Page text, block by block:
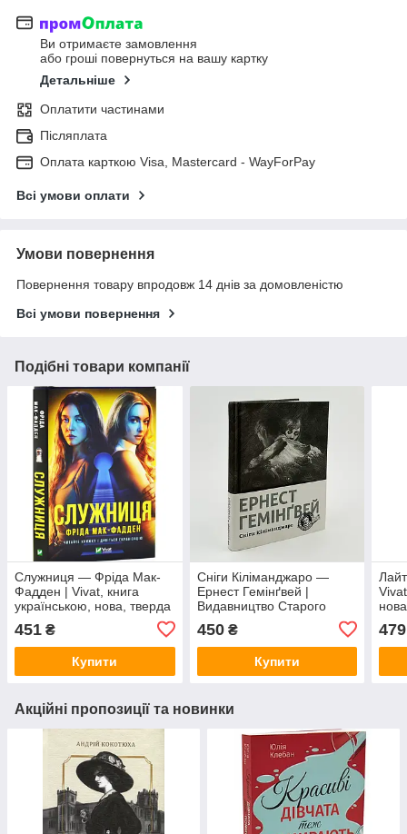
Ви отримаєте замовлення
або гроші повернуться на вашу картку
Детальніше
Оплатити частинами
Післяплата
Оплата карткою Visa, Mastercard - WayForPay
Всі умови оплати
Умови повернення
Повернення товару впродовж 14 днів за домовленістю
Всі умови повернення
Подібні товари компанії
Служниця — Фріда Мак-
Фадден | Vivat, книга
українською, нова, тверда
451 ₴
Купити
Сніги Кіліманджаро —
Ернест Гемінґвей |
Видавництво Старого
Лева, книга українською,
нова, тверда
450₴
Купити
479
Акційні пропозиції та новинки